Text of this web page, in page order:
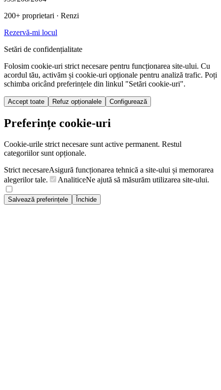
200+ proprietari · Renzi
Rezervă-mi locul
Setări de confidențialitate
Folosim cookie-uri strict necesare pentru funcționarea site-ului. Cu
acordul tău, activăm și cookie-uri opționale pentru analiză trafic. Poți
schimba oricând preferințele din linkul "Setări cookie-uri".
Accept toate Refuz opționalele Configurează
Preferințe cookie-uri
Cookie-urile strict necesare sunt active permanent. Restul
categoriilor sunt opționale.
Strict necesareAsigură funcționarea tehnică a site-ului și memorarea
alegerilor tale.
AnaliticeNe ajută să măsurăm utilizarea site-ului.
Salvează preferințele Închide